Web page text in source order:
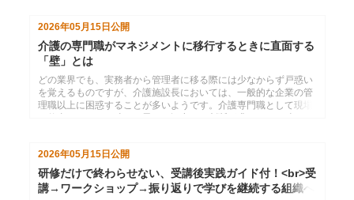
で、ＳＶを育てる研修・マネジメント設計に役立つ具体的な視点
を提供します。
2026年05月15日 公開
介護の専門職がマネジメントに移行するときに直面する
「壁」とは
どの業界でも、実務者から管理者に移る際には少なからず戸惑い
を覚えるものですが、介護施設長においては、一般的な企業の管
理職以上に困惑することが多いようです。介護専門職として現場
安定させるために押さえたい視点を解説します。
2026年05月15日公開
研修だけで終わらせない、受講後実践ガイド付！<br>受
講→ワークショップ→振り返りで学びを継続する組織へ